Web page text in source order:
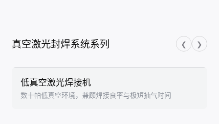
真空激光封焊系统系列 ❮ ❯
低真空激光焊接机
数十帕低真空环境，兼顾焊接良率与极短抽气时间